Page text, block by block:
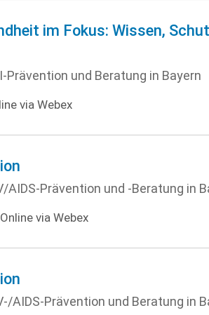
im Fokus: Wissen,
und Beratung in Bayern
via Webex
Prävention und -Beratung in
Online via Webex
AIDS-Prävention und Beratung in